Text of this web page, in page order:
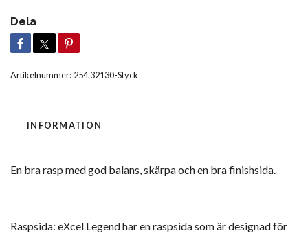
Dela
Artikelnummer: 254.32130-Styck
INFORMATION
En bra rasp med god balans, skärpa och en bra finishsida.
Raspsida: eXcel Legend har en raspsida som är designad för